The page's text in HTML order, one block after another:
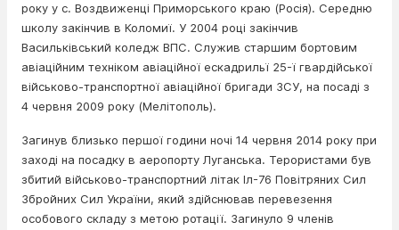
року у с. Воздвиженці Приморського краю (Росія). Середню
школу закінчив в Коломиї. У 2004 році закінчив
Васильківський ко­ледж ВПС. Служив старшим бортовим
авіаційним техніком авіацій­ної ескадрильї 25-ї гвардійської
військово-транспортної авіаційної бригади ЗСУ, на посаді з
4 червня 2009 року (Мелітополь).
Загинув близько першої години ночі 14 червня 2014 року при
заході на посадку в аеропорту Луганська. Терористами був
збитий військово-транспортний літак Іл-76 Повітряних Сил
Збройних Сил України, який здійснював перевезення
особового складу з метою ротації. Загинуло 9 членів